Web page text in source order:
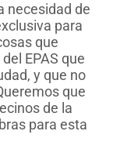
necesidad de
para
que
EPAS que
y que no
que
de la
para esta